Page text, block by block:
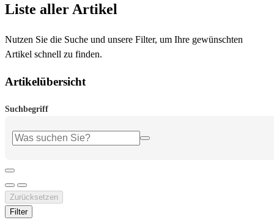
Alle Artikel
Liste aller Artikel
Nutzen Sie die Suche und unsere Filter, um Ihre gewünschten
Artikel schnell zu finden.
Artikelübersicht
Suchbegriff
Zurücksetzen
Filter